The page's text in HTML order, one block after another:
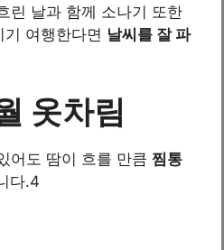
린 날과 함께 소나기 또한
여행한다면 날씨를 잘 파
옷차림
어도 땀이 흐를 만큼 찜통
다.4